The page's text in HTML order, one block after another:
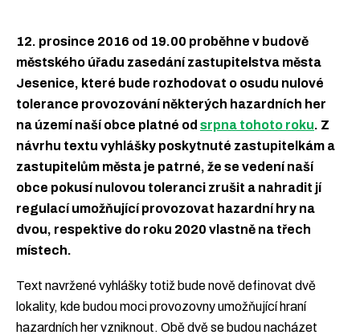
Přidejte se k Zeleným!
Podpořte nás darem
12. prosince 2016 od 19.00 proběhne v budově
městského úřadu zasedání zastupitelstva města
Jesenice, které bude rozhodovat o osudu nulové
tolerance provozování některých hazardních her
na území naší obce platné od srpna tohoto roku. Z
návrhu textu vyhlášky poskytnuté zastupitelkám a
zastupitelům města je patrné, že se vedení naší
obce pokusí nulovou toleranci zrušit a nahradit jí
regulací umožňující provozovat hazardní hry na
dvou, respektive do roku 2020 vlastně na třech
místech.
Text navržené vyhlášky totiž bude nově definovat dvě
lokality, kde budou moci provozovny umožňující hraní
hazardních her vzniknout. Obě dvě se budou nacházet